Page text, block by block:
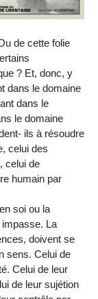
de cette folie
? Et, donc, y
dans le domaine
dans le
le domaine
ils à résoudre
celui des
celui de
humain par
soi ou la
La
doivent se
sens. Celui de
Celui de leur
de leur sujétion